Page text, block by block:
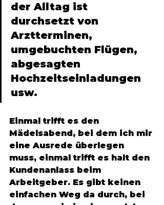
der Alltag ist
durchsetzt von
Arztterminen,
umgebuchten Flügen,
abgesagten
Hochzeitseinladungen
usw.
Einmal trifft es den
Mädelsabend, bei dem ich mir
eine Ausrede überlegen
muss, einmal trifft es halt den
Kundenanlass beim
Arbeitgeber. Es gibt keinen
einfachen Weg da durch, bei